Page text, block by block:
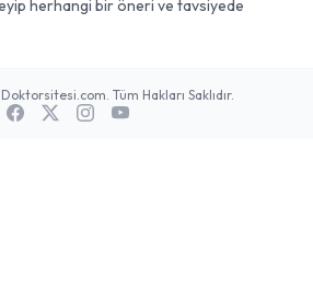
herhangi bir öneri ve tavsiyede
Tüm Hakları Saklıdır.